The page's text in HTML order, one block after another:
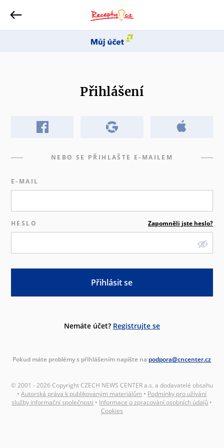
Přihlášení
NEBO SE PŘIHLAŠTE E-MAILEM
E-MAIL
HESLO Zapomněli jste heslo?
Přihlásit se
Nemáte účet? Registrujte se
Pokud máte problémy s přihlášením napište na podpora@cncenter.cz
© 2001 - 2026 Copyright CZECH NEWS CENTER a.s. a dodavatelé obsahu
•Autorská práva k publikovaným materiálům • Podmínky pro užívání
služby informační společnosti • Informace o zpracování osobních údajů •
Cookies